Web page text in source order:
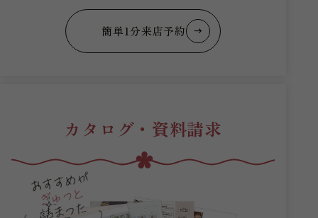
簡単1分来店予約
カタログ・資料請求